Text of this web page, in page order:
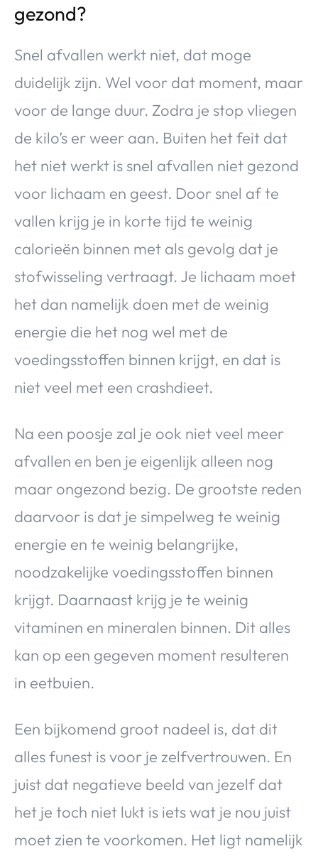
gezond?
Snel afvallen werkt niet, dat moge
duidelijk zijn. Wel voor dat moment, maar
voor de lange duur. Zodra je stop vliegen
de kilo’s er weer aan. Buiten het feit dat
het niet werkt is snel afvallen niet gezond
voor lichaam en geest. Door snel af te
vallen krijg je in korte tijd te weinig
calorieën binnen met als gevolg dat je
stofwisseling vertraagt. Je lichaam moet
het dan namelijk doen met de weinig
energie die het nog wel met de
voedingsstoffen binnen krijgt, en dat is
niet veel met een crashdieet.
Na een poosje zal je ook niet veel meer
afvallen en ben je eigenlijk alleen nog
maar ongezond bezig. De grootste reden
daarvoor is dat je simpelweg te weinig
energie en te weinig belangrijke,
noodzakelijke voedingsstoffen binnen
krijgt. Daarnaast krijg je te weinig
vitaminen en mineralen binnen. Dit alles
kan op een gegeven moment resulteren
in eetbuien.
Een bijkomend groot nadeel is, dat dit
alles funest is voor je zelfvertrouwen. En
juist dat negatieve beeld van jezelf dat
het je toch niet lukt is iets wat je nou juist
moet zien te voorkomen. Het ligt namelijk